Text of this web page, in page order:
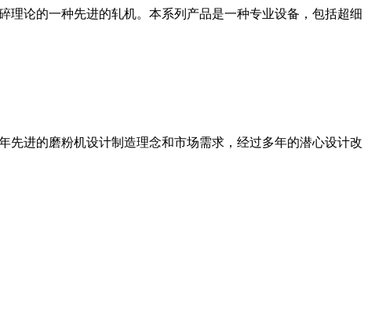
理论的一种先进的轧机。本系列产品是一种专业设备，包括超细
先进的磨粉机设计制造理念和市场需求，经过多年的潜心设计改